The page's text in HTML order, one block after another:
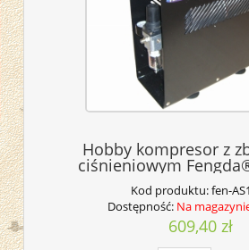
Hobby kompresor z
ciśnieniowym
Kod produktu:fen-
Dostępność: Na
609,40 zł